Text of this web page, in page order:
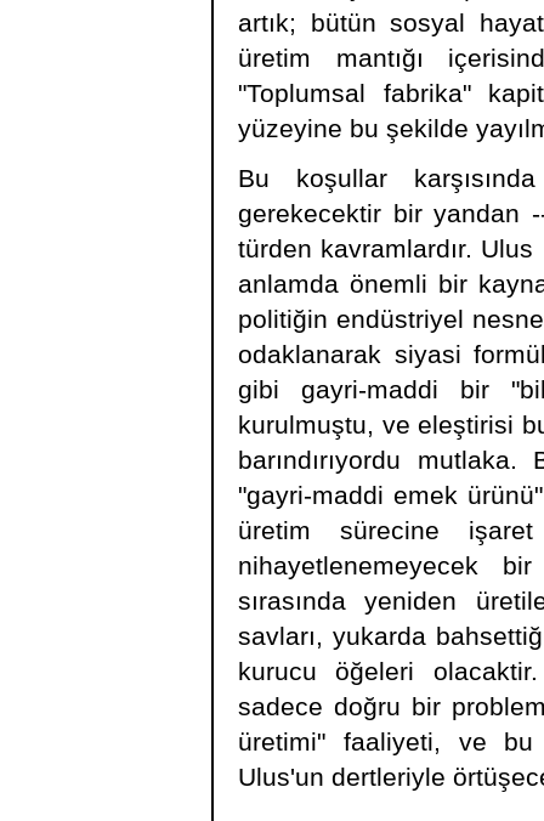
artık; bütün sosyal
üretim mantığı
"Toplumsal fabrika"
yüzeyine bu şekilde
Bu koşullar
gerekecektir bir yandan
türden kavramlardır.
anlamda önemli bir
politiğin endüstriyel
odaklanarak siyasi
gibi gayri-maddi bir
kurulmuştu, ve eleştirisi
barındırıyordu
"gayri-maddi emek
üretim sürecine
nihayetlenemeyecek
sırasında yeniden
savları, yukarda
kurucu öğeleri
sadece doğru bir
üretimi" faaliyeti, ve bu
Ulus'un dertleriyle